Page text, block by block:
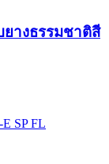
ยางธรรมชาติสี